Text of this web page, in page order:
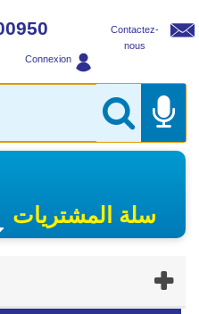
Contactez-
nous
Connexion
سلة المشتريات